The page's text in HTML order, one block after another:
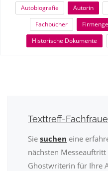
Autobiografie Autorin
Fachbücher
Historische Dokumente
Texttreff-
Sie suchen eine
nächsten Messeauftritt
Ghostwriterin für Ihre